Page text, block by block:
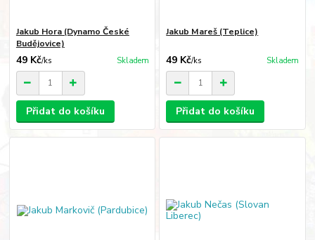
Jakub Hora (Dynamo České
Budějovice)
49 Kč/ks Skladem
Přidat do košíku
Jakub Mareš (Teplice)
49 Kč/ks Skladem
Přidat do košíku